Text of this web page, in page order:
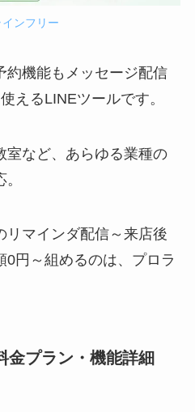
インフリー
約機能もメッセージ配信
えるLINEツールです。
室など、あらゆる業種の
リマインダ配信～来店後
円～組めるのは、プロラ
金プラン・機能詳細